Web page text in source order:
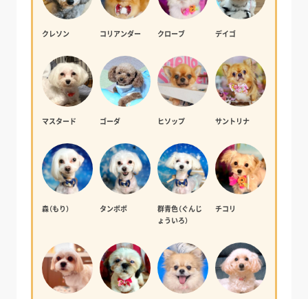
クレソン コリアンダー クローブ デイゴ
マスタード ゴーダ ヒソップ サントリナ
森（もり） タンポポ
群青色（ぐんじ
ょういろ）
チコリ